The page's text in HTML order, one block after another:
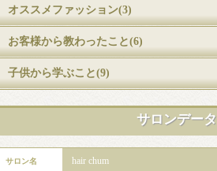
オススメファッション(3)
お客様から教わったこと(6)
子供から学ぶこと(9)
サロンデータ
サロン名 hair chum